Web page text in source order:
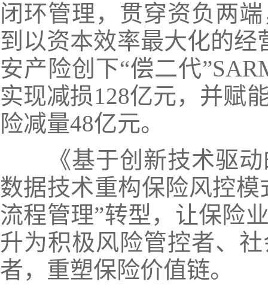
闭环管理，贯穿资负两
到以资本效率最大化的经
安产险创下“偿二代
实现减损128亿元，并赋
险减量48亿元。
《基于创新技术驱
数据技术重构保险风控模
流程管理”转型，让保险
升为积极风险管控者、
者，重塑保险价值链。